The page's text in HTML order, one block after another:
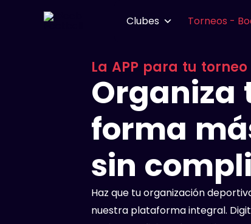
Clubes Torneos -
La APP para tu
Organiza
forma
sin
Haz que tu organización
nuestra plataforma integral.